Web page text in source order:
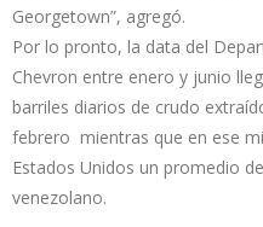
Georgetown”, agregó.
Por lo pronto, la data del
Chevron entre enero y junio
barriles diarios de crudo
febrero mientras que en ese
Estados Unidos un promedio
venezolano.